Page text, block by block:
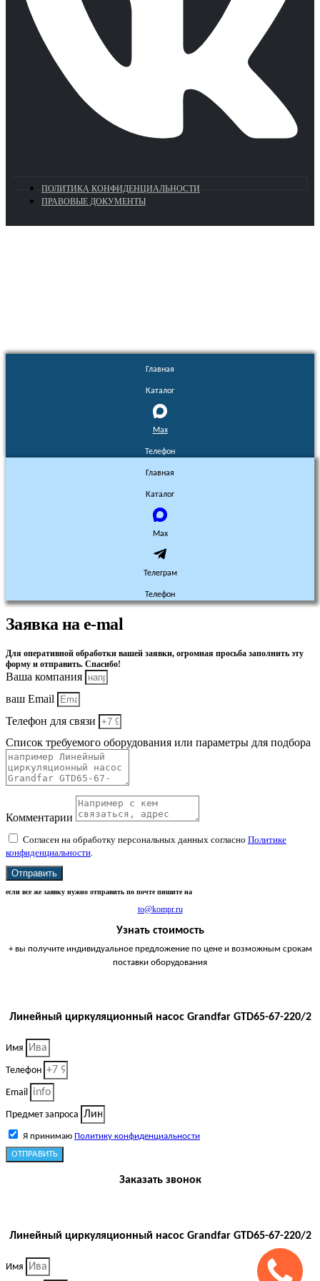
ПОЛИТИКА КОНФИДЕНЦИАЛЬНОСТИ
ПРАВОВЫЕ ДОКУМЕНТЫ
Главная
Каталог
Max
Телефон
Главная
Каталог
Max
Телеграм
Телефон
Заявка на e-mal
Для оперативной обработки вашей заявки, огромная просьба заполнить эту
форму и отправить. Спасибо!
Ваша компания
ваш Email
Телефон для связи
Список требуемого оборудования или параметры для подбора
Комментарии
Согласен на обработку персональных данных согласно Политике
конфиденциальности.
Отправить
если все же заявку нужно отправить по почте пишите на
to@kompr.ru
Узнать стоимость
+ вы получите индивидуальное предложение по цене и возможным срокам
поставки оборудования
Линейный циркуляционный насос Grandfar GTD65-67-220/2
Имя
Телефон
Email
Предмет запроса
Я принимаю Политику конфиденциальности
ОТПРАВИТЬ
Заказать звонок
Линейный циркуляционный насос Grandfar GTD65-67-220/2
Имя